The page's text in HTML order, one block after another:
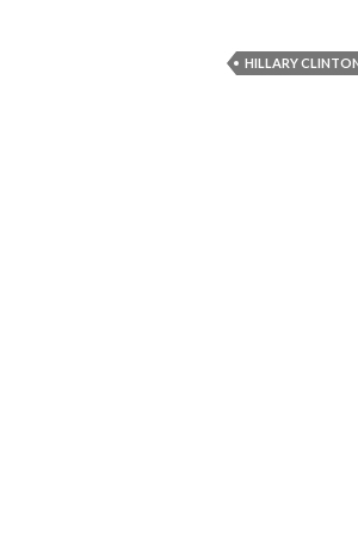
HILLARY